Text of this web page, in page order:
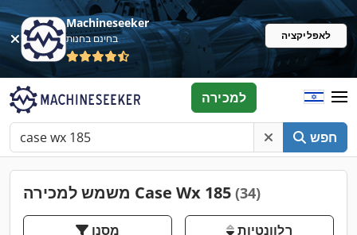
Machineseeker
בחינם בחנות לאפליקציה
חפש
למכירה
משמש למכירה Case Wx 185 (34)
מסנן רלוונטיות